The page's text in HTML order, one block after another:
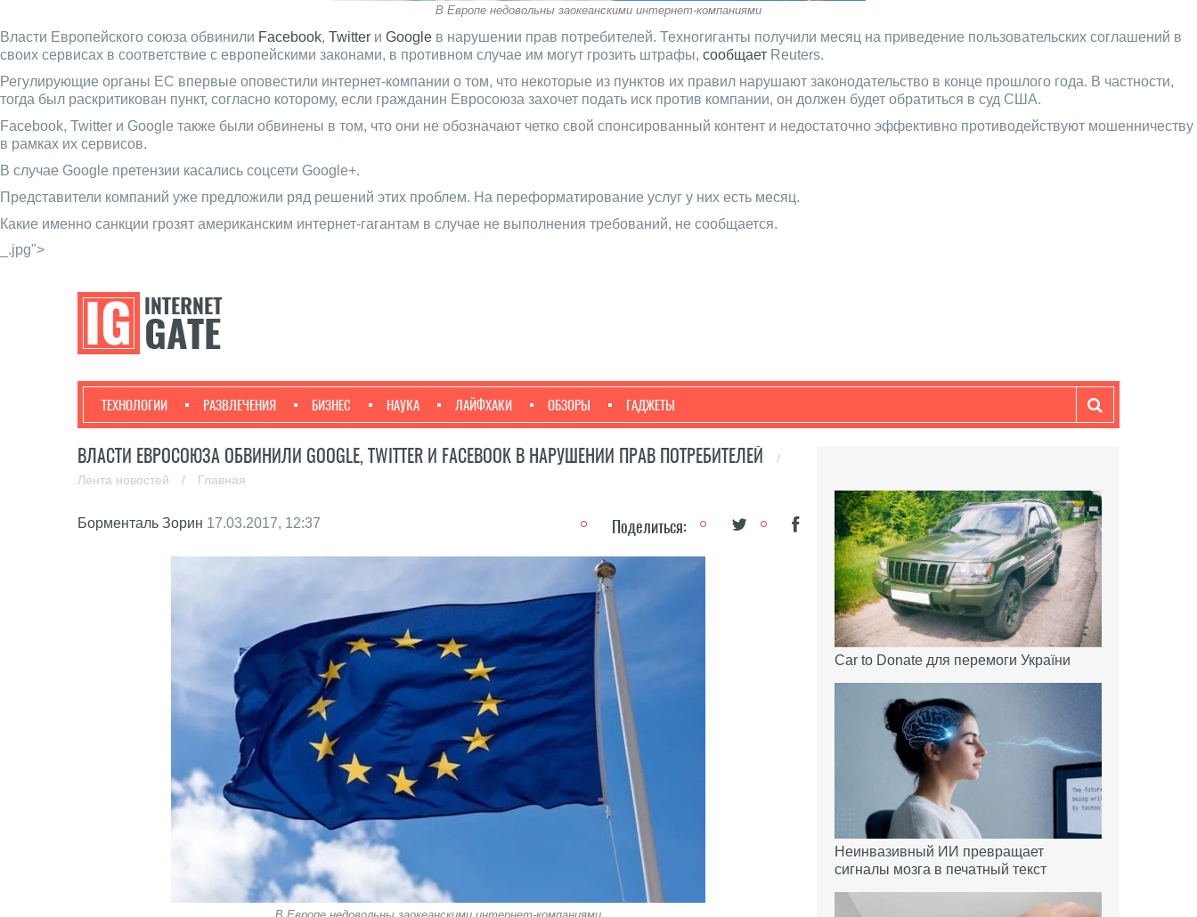
В Европе недовольны заокеанскими интернет-компаниями
Власти Европейского союза обвинили Facebook, Twitter и Google в нарушении прав потребителей. Техногиганты получили месяц на приведение пользовательских соглашений в
своих сервисах в соответствие с европейскими законами, в противном случае им могут грозить штрафы, сообщает Reuters.
Регулирующие органы ЕС впервые оповестили интернет-компании о том, что некоторые из пунктов их правил нарушают законодательство в конце прошлого года. В частности,
тогда был раскритикован пункт, согласно которому, если гражданин Евросоюза захочет подать иск против компании, он должен будет обратиться в суд США.
Facebook, Twitter и Google также были обвинены в том, что они не обозначают четко свой спонсированный контент и недостаточно эффективно противодействуют мошенничеству
в рамках их сервисов.
В случае Google претензии касались соцсети Google+.
Представители компаний уже предложили ряд решений этих проблем. На переформатирование услуг у них есть месяц.
Какие именно санкции грозят американским интернет-гагантам в случае не выполнения требований, не сообщается.
_.jpg">
ТЕХНОЛОГИИ РАЗВЛЕЧЕНИЯ БИЗНЕС НАУКА ЛАЙФХАКИ ОБЗОРЫ ГАДЖЕТЫ
ВЛАСТИ ЕВРОСОЮЗА ОБВИНИЛИ GOOGLE, TWITTER И FACEBOOK В НАРУШЕНИИ ПРАВ ПОТРЕБИТЕЛЕЙ
/
Лента новостей
/ Главная
Борменталь Зорин 17.03.2017, 12:37 Поделиться:
Car to Donate для перемоги України
Неинвазивный ИИ превращает
сигналы мозга в печатный текст